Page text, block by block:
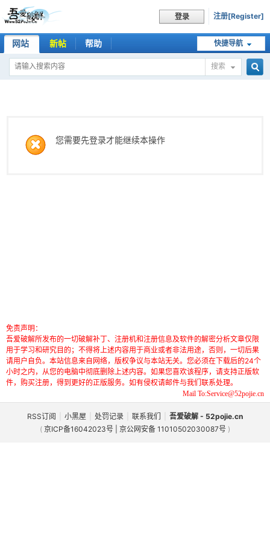
登录 注册[Register]
快捷导航
网站 新帖 帮助
搜索
您需要先登录才能继续本操作
免责声明：
吾爱破解所发布的一切破解补丁、注册机和注册信息及软件的解密分析文章仅限
用于学习和研究目的；不得将上述内容用于商业或者非法用途，否则，一切后果
请用户自负。本站信息来自网络，版权争议与本站无关。您必须在下载后的24个
小时之内，从您的电脑中彻底删除上述内容。如果您喜欢该程序，请支持正版软
件，购买注册，得到更好的正版服务。如有侵权请邮件与我们联系处理。
Mail To:Service@52pojie.cn
RSS订阅 小黑屋 处罚记录 联系我们
吾爱破解 - 52pojie.cn
( 京ICP备16042023号 | 京公网安备 11010502030087号 )